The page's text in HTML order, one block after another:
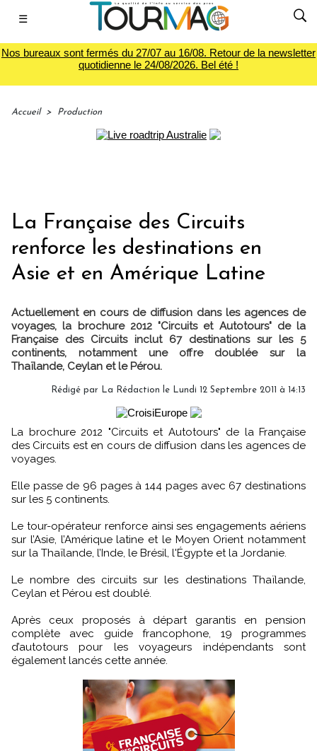
☰
Nos bureaux sont fermés du 27/07 au 16/08. Retour de la newsletter
quotidienne le 24/08/2026. Bel été !
Accueil > Production
La Française des Circuits
renforce les destinations en
Asie et en Amérique Latine
Actuellement en cours de diffusion dans les agences de
voyages, la brochure 2012 "Circuits et Autotours" de la
Française des Circuits inclut 67 destinations sur les 5
continents, notamment une offre doublée sur la
Thaïlande, Ceylan et le Pérou.
Rédigé par La Rédaction le Lundi 12 Septembre 2011 à 14:13
La brochure 2012 "Circuits et Autotours" de la Française
des Circuits est en cours de diffusion dans les agences de
voyages.
Elle passe de 96 pages à 144 pages avec 67 destinations
sur les 5 continents.
Le tour-opérateur renforce ainsi ses engagements aériens
sur l’Asie, l’Amérique latine et le Moyen Orient notamment
sur la Thaïlande, l’Inde, le Brésil, l'Égypte et la Jordanie.
Le nombre des circuits sur les destinations Thaïlande,
Ceylan et Pérou est doublé.
Après ceux proposés à départ garantis en pension
complète avec guide francophone, 19 programmes
d’autotours pour les voyageurs indépendants sont
également lancés cette année.